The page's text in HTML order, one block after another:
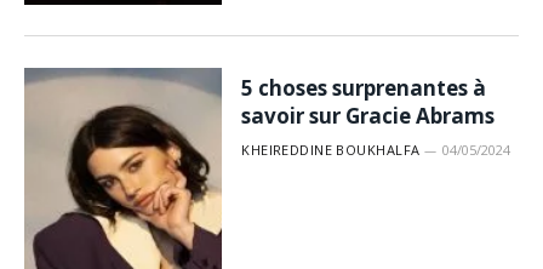
5 choses surprenantes à
savoir sur Gracie Abrams
KHEIREDDINE BOUKHALFA 04/05/2024